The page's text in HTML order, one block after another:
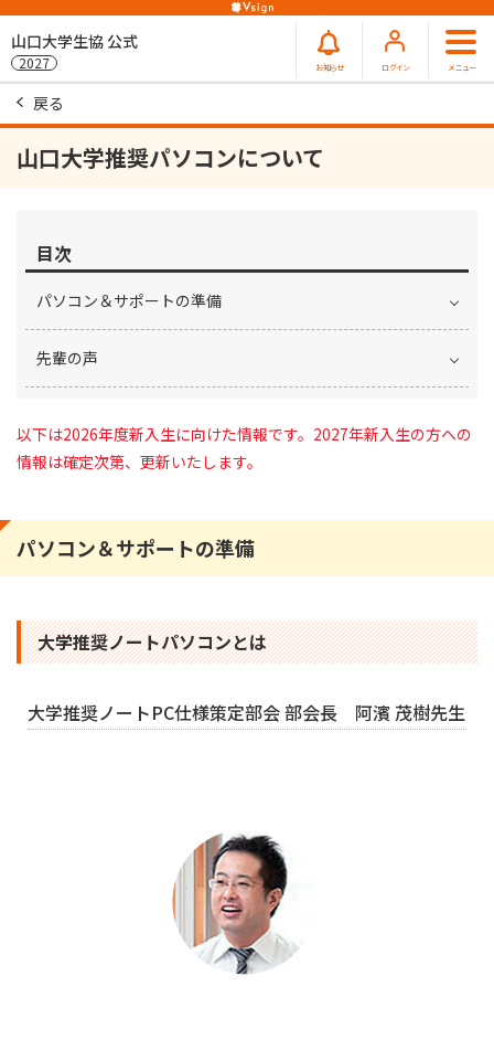
山口大学生協 公式
2027 お知らせ ログイン メニュー
戻る
山口大学推奨パソコンについて
目次
パソコン＆サポートの準備
先輩の声
以下は2026年度新入生に向けた情報です。2027年新入生の方への
情報は確定次第、更新いたします。
パソコン＆サポートの準備
大学推奨ノートパソコンとは
大学推奨ノートPC仕様策定部会 部会長 阿濱 茂樹先生